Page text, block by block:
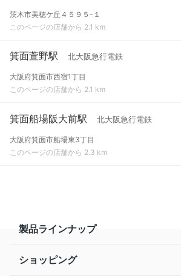
茨木市美穂ケ丘４５９５-１
このページの店舗から 2.1 km
箕面萱野駅 北大阪急行電鉄
大阪府箕面市西宿1丁目
このページの店舗から 2.1 km
箕面船場阪大前駅 北大阪急行電鉄
大阪府箕面市船場東3丁目
このページの店舗から 2.3 km
製品ラインナップ
ショッピング